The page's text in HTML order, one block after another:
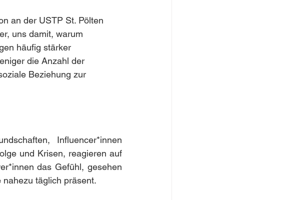
an der USTP St. Pölten
uns damit, warum
häufig stärker
die Anzahl der
Beziehung zur
Influencer*innen
und Krisen, reagieren auf
das Gefühl, gesehen
täglich präsent.